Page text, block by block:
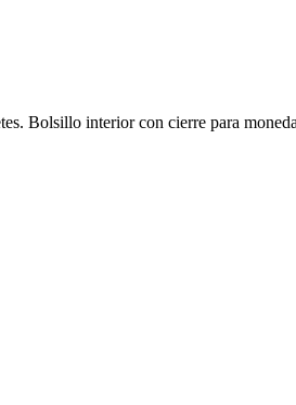
Bolsillo interior con cierre para